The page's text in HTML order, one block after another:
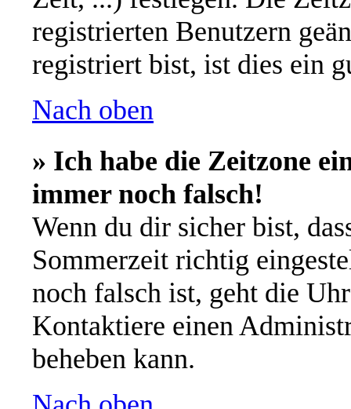
registrierten Benutzern
registriert bist, ist dies ein
Nach oben
» Ich habe die Zeitzone
immer noch falsch!
Wenn du dir sicher bist,
Sommerzeit richtig
noch falsch ist, geht die
Kontaktiere einen
beheben kann.